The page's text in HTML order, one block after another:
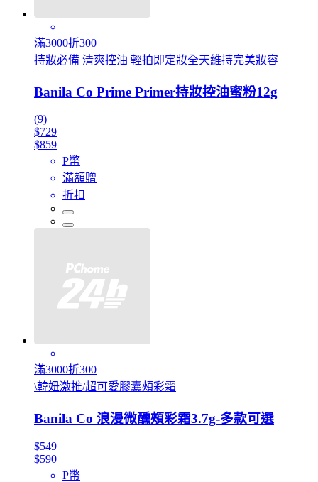
滿3000折300
持妝必備 清爽控油 輕拍即定妝全天維持完美妝容
Banila Co Prime Primer持妝控油蜜粉12g
(9)
$729
$859
P幣
滿額贈
折扣
滿3000折300
\韓妞激推/超可愛膠囊頰彩霜
Banila Co 浪漫微醺頰彩霜3.7g-多款可選
$549
$590
P幣